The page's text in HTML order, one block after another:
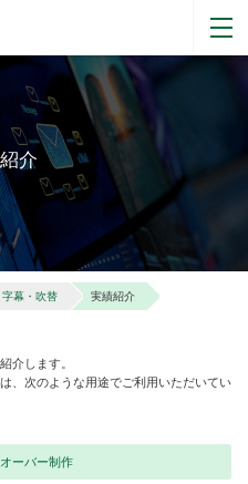
介
幕・吹替 実績紹介
介します。
、次のような用途でご利用いただいてい
ーバー制作